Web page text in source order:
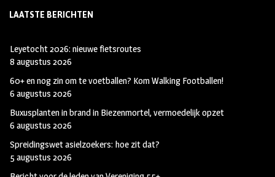
LAATSTE BERICHTEN
Leyetocht 2026: nieuwe fietsroutes
8 augustus 2026
60+ en nog zin om te voetballen? Kom Walking Footballen!
6 augustus 2026
Buxusplanten in brand in Biezenmortel, vermoedelijk opzet
6 augustus 2026
Spreidingswet asielzoekers: hoe zit dat?
5 augustus 2026